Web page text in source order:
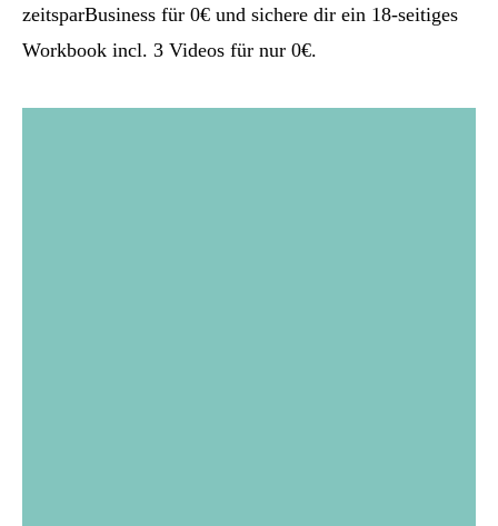
zeitsparBusiness für 0€ und sichere dir ein 18-seitiges
Workbook incl. 3 Videos für nur 0€.